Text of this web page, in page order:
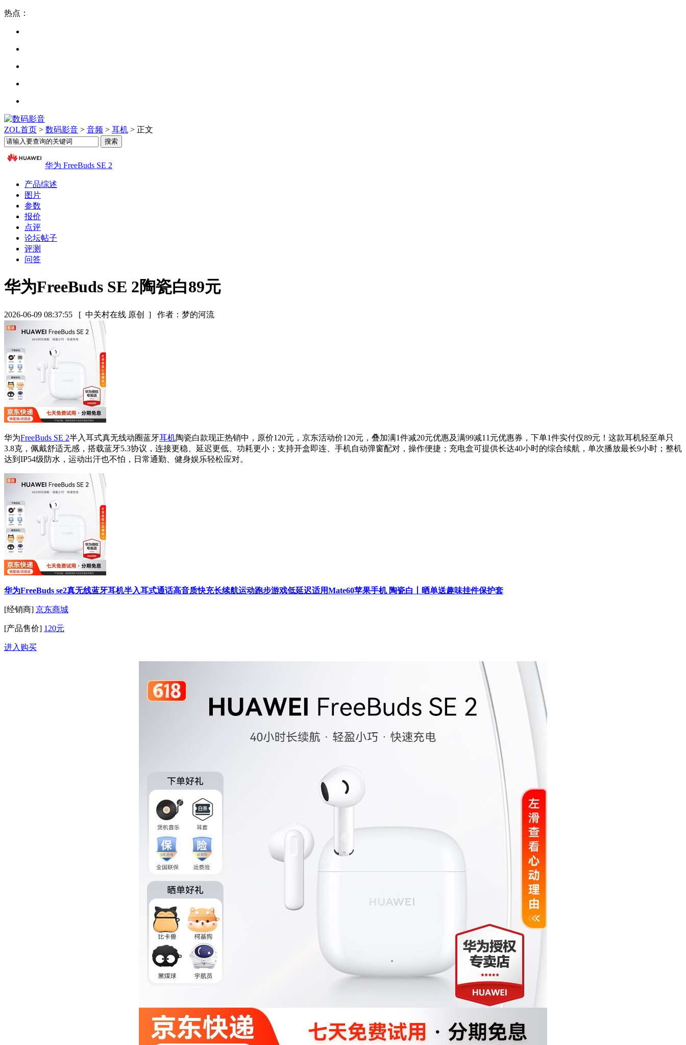
热点：
ZOL首页 > 数码影音 > 音频 > 耳机 > 正文
华为 FreeBuds SE 2
产品综述
图片
参数
报价
点评
论坛帖子
评测
问答
华为FreeBuds SE 2陶瓷白89元
2026-06-09 08:37:55 [ 中关村在线 原创 ] 作者：梦的河流
华为FreeBuds SE 2半入耳式真无线动圈蓝牙耳机陶瓷白款现正热销中，原价120元，京东活动价120元，叠加满1件减20元优惠及满99减11元优惠券，下单1件实付仅89元！这款耳机轻至单只
3.8克，佩戴舒适无感，搭载蓝牙5.3协议，连接更稳、延迟更低、功耗更小；支持开盒即连、手机自动弹窗配对，操作便捷；充电盒可提供长达40小时的综合续航，单次播放最长9小时；整机
达到IP54级防水，运动出汗也不怕，日常通勤、健身娱乐轻松应对。
华为FreeBuds se2真无线蓝牙耳机半入耳式通话高音质快充长续航运动跑步游戏低延迟适用Mate60苹果手机 陶瓷白丨晒单送趣味挂件保护套
[经销商] 京东商城
[产品售价] 120元
进入购买